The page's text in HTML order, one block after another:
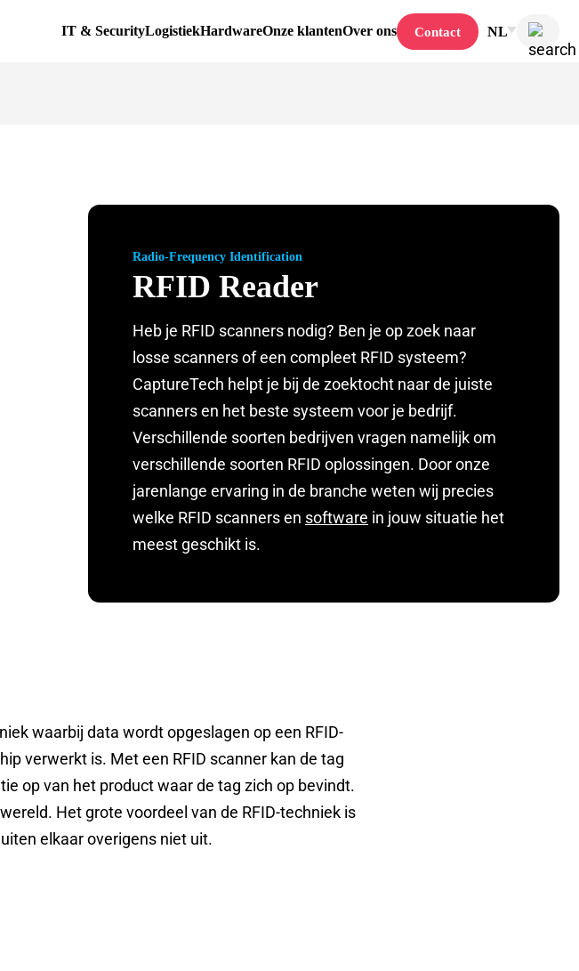
IT & SecurityLogistiekHardwareOnze klantenOver ons Contact NL
Radio-Frequency Identification
RFID Reader
Heb je RFID scanners nodig? Ben je op zoek naar
losse scanners of een compleet RFID systeem?
CaptureTech helpt je bij de zoektocht naar de juiste
scanners en het beste systeem voor je bedrijf.
Verschillende soorten bedrijven vragen namelijk om
verschillende soorten RFID oplossingen. Door onze
jarenlange ervaring in de branche weten wij precies
welke RFID scanners en software in jouw situatie het
meest geschikt is.
waarbij data wordt opgeslagen op een RFID-
verwerkt is. Met een RFID scanner kan de tag
op van het product waar de tag zich op bevindt.
Het grote voordeel van de RFID-techniek is
elkaar overigens niet uit.